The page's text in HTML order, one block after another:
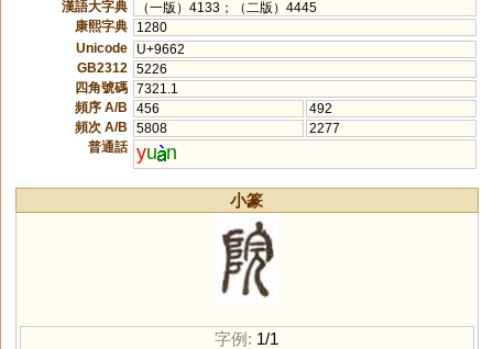
漢語大字典
（一版）4133；（二版）4445
康熙字典
1280
Unicode
U+9662
GB2312
5226
四角號碼 7321.1
頻序 A/B
456
492
頻次 A/B
5808
2277
普通話 yu n
小篆
字例: 1/1